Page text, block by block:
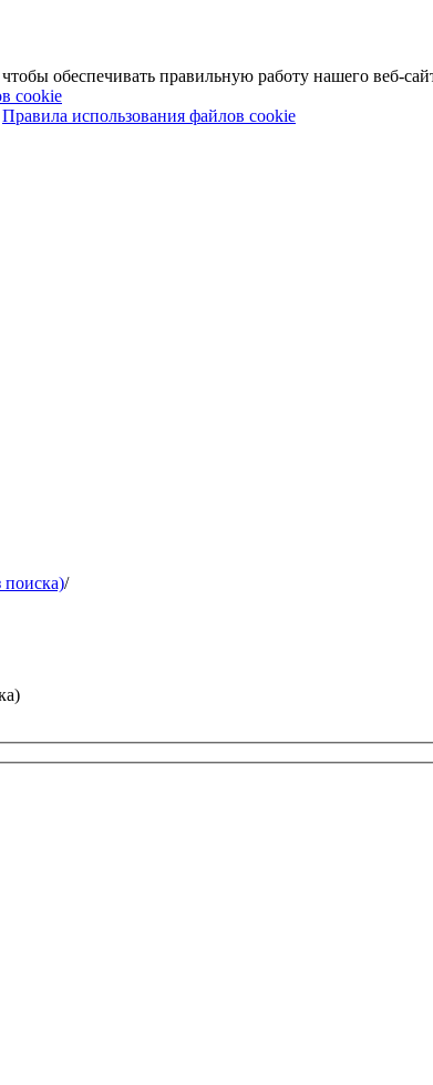
обеспечивать правильную работу нашего веб-
cookie
Правила использования файлов cookie
поиска)/